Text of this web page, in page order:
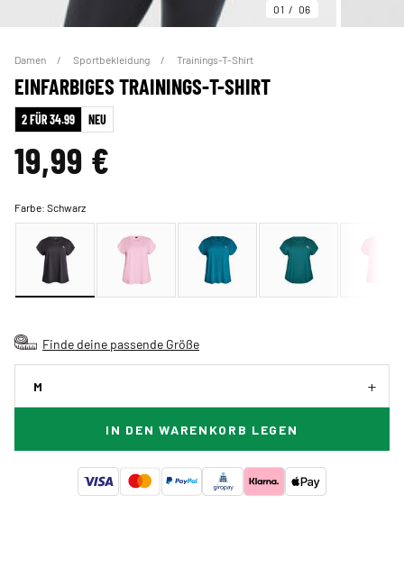
01 06
Damen Sportbekleidung Trainings-T-Shirt
EINFARBIGES TRAININGS-T-SHIRT
2 FÜR 34.99 NEU
19,99 €
Farbe:Schwarz
Finde deine passende Größe
M
IN DEN WARENKORB LEGEN